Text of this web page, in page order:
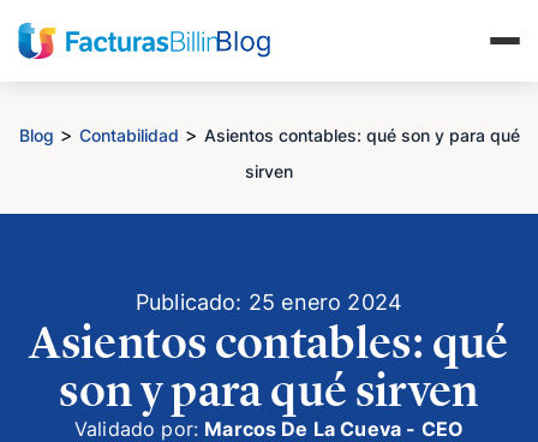
Blog > Contabilidad > Asientos contables: qué son y para qué
sirven
Publicado: 25 enero 2024
Asientos contables: qué
son y para qué sirven
Validado por: Marcos De La Cueva - CEO